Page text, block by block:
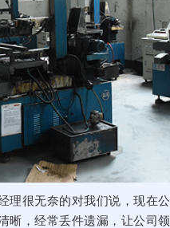
理很无奈的对我们说，现在公
晰，经常丢件遗漏，让公司领